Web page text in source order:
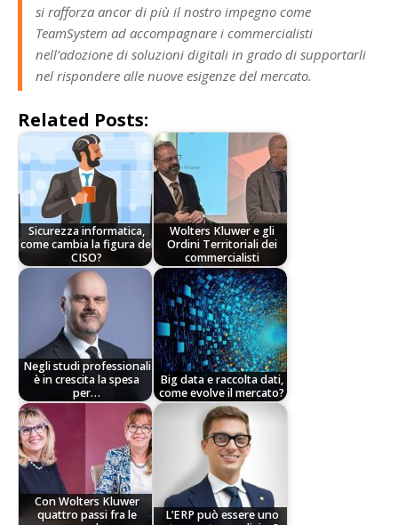
si rafforza ancor di più il nostro impegno come
TeamSystem ad accompagnare i commercialisti
nell’adozione di soluzioni digitali in grado di supportarli
nel rispondere alle nuove esigenze del mercato.
Related Posts:
Sicurezza informatica,
come cambia la figura del
CISO?
Wolters Kluwer e gli
Ordini Territoriali dei
commercialisti
Negli studi professionali
è in crescita la spesa
per…
Big data e raccolta dati,
come evolve il mercato?
Con Wolters Kluwer
quattro passi fra le
L’ERP può essere uno